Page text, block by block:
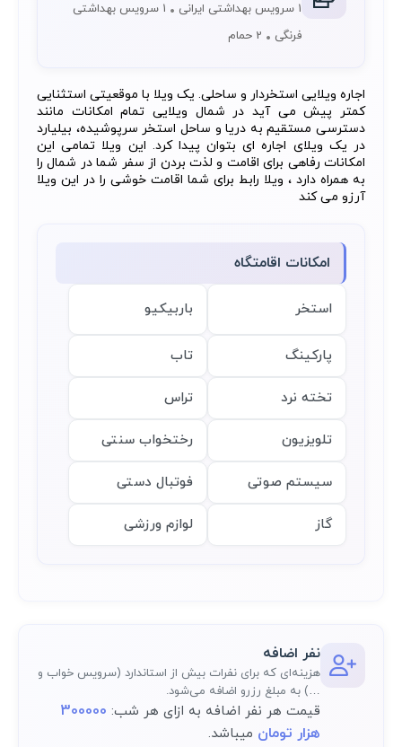
1 سرویس بهداشتی ایرانی
1 سرویس بهداشتی
فرنگی
2 حمام
اجاره ویلایی استخردار و ساحلی. یک ویلا با موقعیتی استثنایی
کمتر پیش می آید در شمال ویلایی تمام امکانات مانند
دسترسی مستقیم به دریا و ساحل استخر سرپوشیده، بیلیارد
در یک ویلای اجاره ای بتوان پیدا کرد. این ویلا تمامی این
امکانات رفاهی برای اقامت و لذت بردن از سفر شما در شمال را
به همراه دارد ، ویلا رابط برای شما اقامت خوشی را در این ویلا
آرزو می کند
امکانات اقامتگاه
استخر باربیکیو
پارکینگ تاب
تخته نرد تراس
تلویزیون رختخواب سنتی
سیستم صوتی فوتبال دستی
گاز لوازم ورزشی
نفر اضافه
هزینه‌ای که برای نفرات بیش از استاندارد (سرویس خواب و
…) به مبلغ رزرو اضافه می‌شود.
قیمت هر نفر اضافه به ازای هر شب:
هزار تومان میباشد.